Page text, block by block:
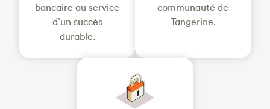
bancaire au service
d’un succès
durable.
communauté de
Tangerine.